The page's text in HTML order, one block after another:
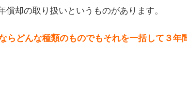
却の取り扱いというものがあります。
らどんな種類のものでもそれを一括して３年